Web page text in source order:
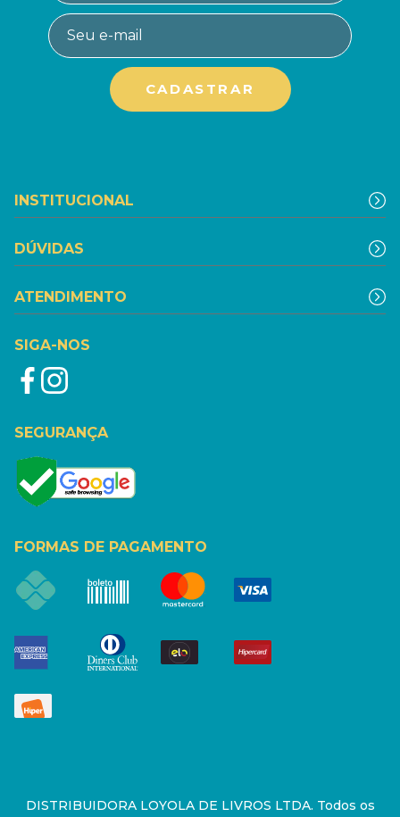
INSTITUCIONAL
DÚVIDAS
ATENDIMENTO
SIGA-NOS
SEGURANÇA
FORMAS DE PAGAMENTO
DISTRIBUIDORA LOYOLA DE LIVROS LTDA. Todos os